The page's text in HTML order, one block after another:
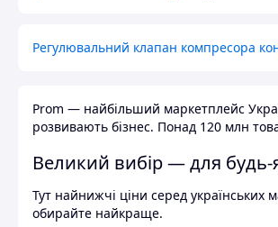
Регулювальний клапан компресора
Prom — найбільший маркетплейс
розвивають бізнес. Понад 120 млн
Великий вибір — для будь-
Тут найнижчі ціни серед українських
обирайте найкраще.